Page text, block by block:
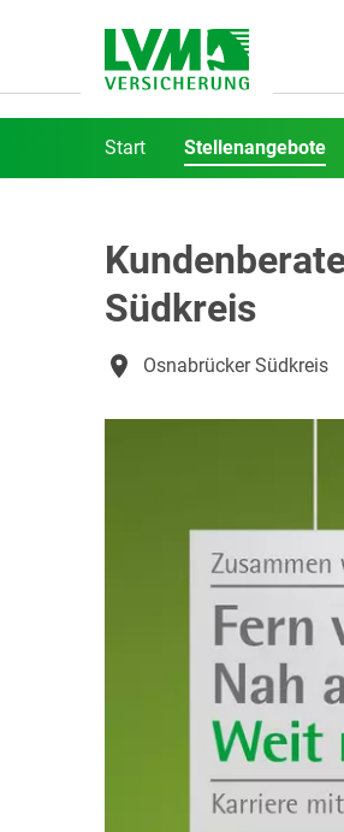
Start Stellenangebote
Südkreis
Osnabrücker Südkreis